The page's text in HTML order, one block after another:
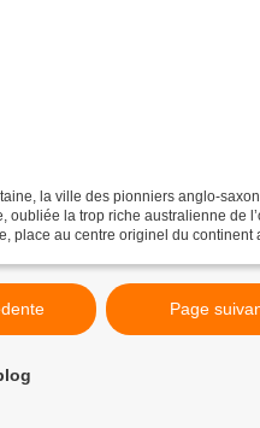
la ville des pionniers anglo-
oubliée la trop riche australienne de
place au centre originel du continent
Page